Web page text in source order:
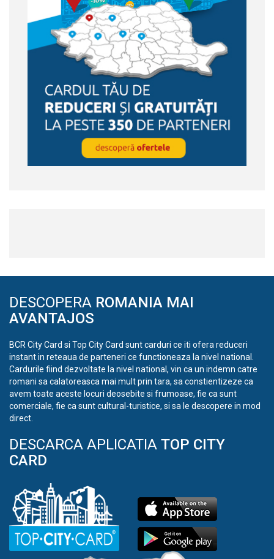
DESCOPERA ROMANIA MAI
AVANTAJOS
BCR City Card si Top City Card sunt carduri ce iti ofera reduceri
instant in reteaua de parteneri ce functioneaza la nivel national.
Cardurile fiind dezvoltate la nivel national, vin ca un indemn catre
romani sa calatoreasca mai mult prin tara, sa constientizeze ca
avem toate aceste locuri deosebite si frumoase, fie ca sunt
comerciale, fie ca sunt cultural-turistice, si sa le descopere in mod
direct.
DESCARCA APLICATIA TOP CITY
CARD